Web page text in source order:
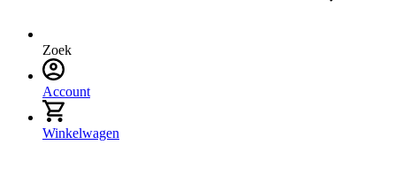
Zoek
Account
Winkelwagen